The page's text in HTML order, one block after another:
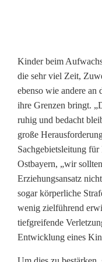
i
n
d
e
r
s
e
e
l
Kinder beim
die sehr viel Zeit,
ebenso wie andere an
ihre Grenzen bringt.
ruhig und bedacht
große
Sachgebietsleitung
Ostbayern, „wir
Erziehungsansatz
sogar körperliche
wenig zielführend
tiefgreifende
Entwicklung eines